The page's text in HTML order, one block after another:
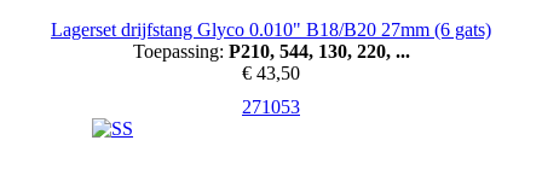
Lagerset drijfstang Glyco 0.010" B18/B20 27mm (6 gats)
Toepassing: P210, 544, 130, 220, ...
€ 43,50
271053